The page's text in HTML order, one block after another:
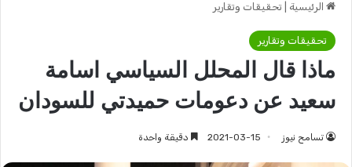
الرئيسية تحقيقات وتقارير
تحقيقات وتقارير
ماذا قال المحلل السياسي اسامة
سعيد عن دعومات حميدتي للسودان
تسامح نيوز 2021-03-15 دقيقة واحدة